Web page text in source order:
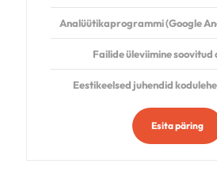
Analüütikaprogrammi (Google
Failide üleviimine soovitud
Eestikeelsed juhendid
Esita päring